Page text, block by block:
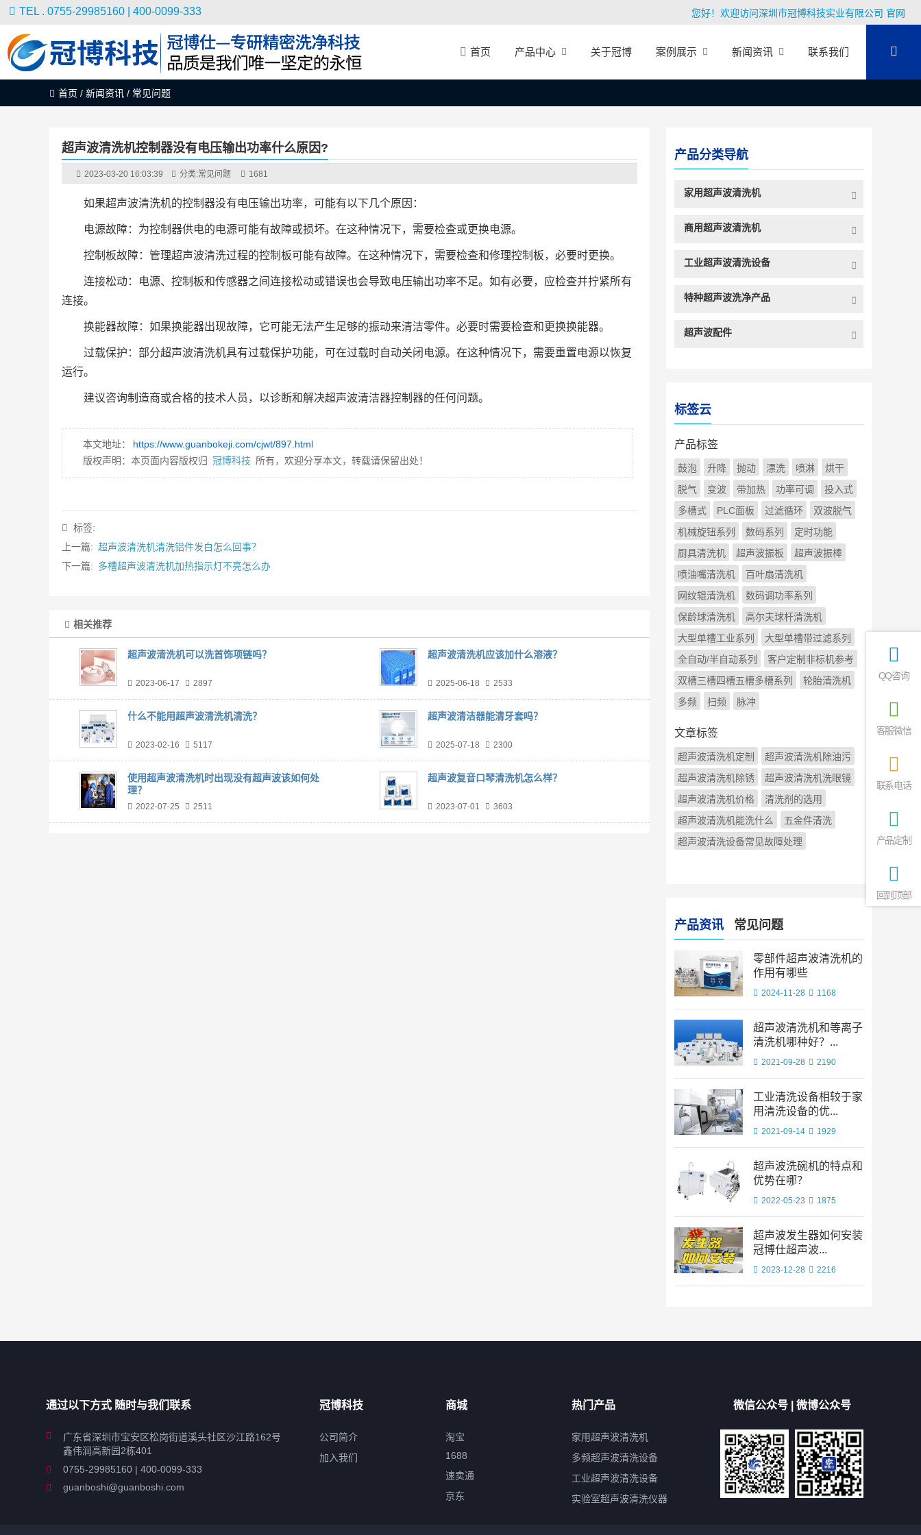
TEL . 0755-29985160 | 400-0099-333 您好！欢迎访问深圳市冠博科技实业有限公司 官网
首页 产品中心 关于冠博 案例展示 新闻资讯 联系我们
首页 / 新闻资讯 / 常见问题
超声波清洗机控制器没有电压输出功率什么原因?
2023-03-20 16:03:39 分类:常见问题 1681
如果超声波清洗机的控制器没有电压输出功率，可能有以下几个原因：
电源故障：为控制器供电的电源可能有故障或损坏。在这种情况下，需要检查或更换电源。
控制板故障：管理超声波清洗过程的控制板可能有故障。在这种情况下，需要检查和修理控制板，必要时更换。
连接松动：电源、控制板和传感器之间连接松动或错误也会导致电压输出功率不足。如有必要，应检查并拧紧所有
连接。
换能器故障：如果换能器出现故障，它可能无法产生足够的振动来清洁零件。必要时需要检查和更换换能器。
过载保护：部分超声波清洗机具有过载保护功能，可在过载时自动关闭电源。在这种情况下，需要重置电源以恢复
运行。
建议咨询制造商或合格的技术人员，以诊断和解决超声波清洁器控制器的任何问题。
本文地址：
https://www.guanbokeji.com/cjwt/897.html
版权声明：本页面内容版权归 冠博科技 所有，欢迎分享本文，转载请保留出处！
标签:
上一篇: 超声波清洗机清洗铝件发白怎么回事？
下一篇: 多槽超声波清洗机加热指示灯不亮怎么办
相关推荐
超声波清洗机可以洗首饰项链吗？
2023-06-17 2897
超声波清洗机应该加什么溶液？
2025-06-18 2533
什么不能用超声波清洗机清洗？
2023-02-16 5117
超声波清洁器能清牙套吗？
2025-07-18 2300
使用超声波清洗机时出现没有超声波该如何处
理？
2022-07-25 2511
超声波复音口琴清洗机怎么样？
2023-07-01 3603
产品分类导航
家用超声波清洗机
商用超声波清洗机
工业超声波清洗设备
特种超声波洗净产品
超声波配件
标签云
产品标签
鼓泡 升降 抛动 漂洗 喷淋
烘干
脱气
变波 带加热 功率可调
投入式
多槽式
PLC面板 过滤循环
双波脱气
机械旋钮系列
数码系列
定时功能
厨具清洗机
超声波振板
超声波振棒
喷油嘴清洗机
百叶扇清洗机
网纹辊清洗机
数码调功率系列
保龄球清洗机
高尔夫球杆清洗机
大型单槽工业系列
大型单槽带过滤系列
全自动/半自动系列
客户定制非标机参考
双槽三槽四槽五槽多槽系列
轮胎清洗机
多频
扫频 脉冲
文章标签
超声波清洗机定制
超声波清洗机除油污
超声波清洗机除锈
超声波清洗机洗眼镜
超声波清洗机价格
清洗剂的选用
超声波清洗机能洗什么
五金件清洗
超声波清洗设备常见故障处理
产品资讯 常见问题
零部件超声波清洗机的
作用有哪些
2024-11-28 1168
超声波清洗机和等离子
清洗机哪种好？...
2021-09-28 2190
工业清洗设备相较于家
用清洗设备的优...
2021-09-14 1929
超声波洗碗机的特点和
优势在哪？
2022-05-23 1875
超声波发生器如何安装?
冠博仕超声波...
2023-12-28 2216
通过以下方式 随时与我们联系
广东省深圳市宝安区松岗街道溪头社区沙江路162号
鑫伟润高新园2栋401
0755-29985160 | 400-0099-333
guanboshi@guanboshi.com
冠博科技
公司简介
加入我们
商城
淘宝
1688
速卖通
京东
热门产品
家用超声波清洗机
多频超声波清洗设备
工业超声波清洗设备
实验室超声波清洗仪器
微信公众号 | 微博公众号
QQ咨询
客服微信
联系电话
产品定制
回到顶部